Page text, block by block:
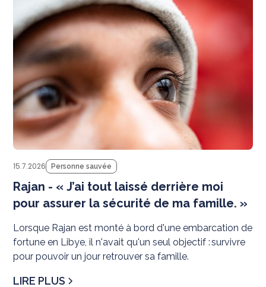
15.7.2026 Personne sauvée
Rajan - « J’ai tout laissé derrière moi
pour assurer la sécurité de ma famille. »
Lorsque Rajan est monté à bord d'une embarcation de
fortune en Libye, il n'avait qu'un seul objectif : survivre
pour pouvoir un jour retrouver sa famille.
LIRE PLUS